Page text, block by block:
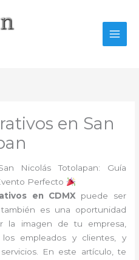
en San
Nicolás Totolapan: Guía
Perfecto
en CDMXpuede ser
es una oportunidad
la imagen de tu empresa,
empleados y clientes, y
En este artículo, te